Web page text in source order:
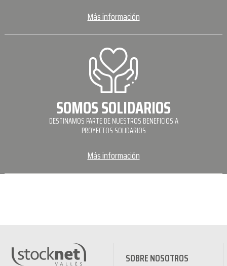
Más información
SOMOS SOLIDARIOS
DESTINAMOS PARTE DE NUESTROS BENEFICIOS A
PROYECTOS SOLIDARIOS
Más información
SOBRE NOSOTROS